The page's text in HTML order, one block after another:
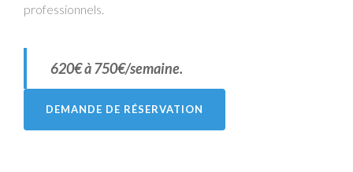
professionnels.
620€ à 750€/semaine.
DEMANDE DE RÉSERVATION